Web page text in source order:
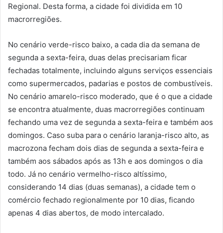
Regional. Desta forma, a cidade foi dividida em 10
macrorregiões.
No cenário verde-risco baixo, a cada dia da semana de
segunda a sexta-feira, duas delas precisariam ficar
fechadas totalmente, incluindo alguns serviços essenciais
como supermercados, padarias e postos de combustíveis.
No cenário amarelo-risco moderado, que é o que a cidade
se encontra atualmente, duas macrorregiões continuam
fechando uma vez de segunda a sexta-feira e também aos
domingos. Caso suba para o cenário laranja-risco alto, as
macrozona fecham dois dias de segunda a sexta-feira e
também aos sábados após as 13h e aos domingos o dia
todo. Já no cenário vermelho-risco altíssimo,
considerando 14 dias (duas semanas), a cidade tem o
comércio fechado regionalmente por 10 dias, ficando
apenas 4 dias abertos, de modo intercalado.